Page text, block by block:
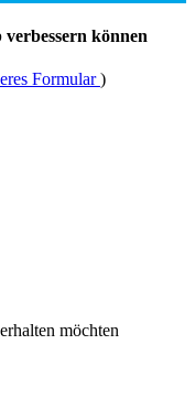
können
Formular)
möchten